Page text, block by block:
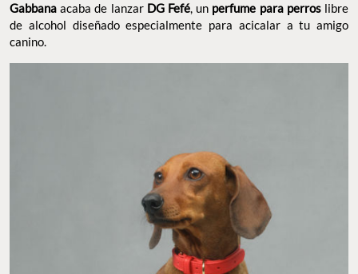
Gabbana acaba de lanzar DG Fefé, un perfume para perroslibre
de alcohol diseñado especialmente para acicalar a tu amigo
canino.